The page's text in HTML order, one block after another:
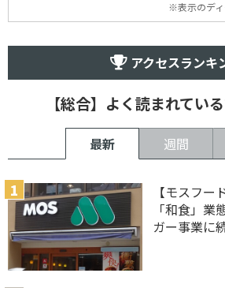
※表示のディ
アクセスランキ
【総合】よく読まれてい
最新 週間
【モスフー
「和食」業
ガー事業に